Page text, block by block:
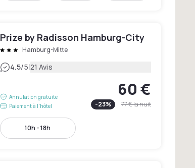
Prize by Radisson Hamburg-City
Hamburg-Mitte
4.5/5|21 Avis
Annulation gratuite
Paiement à l'hôtel
60 €
-23% 77 €la nuit
10h - 18h